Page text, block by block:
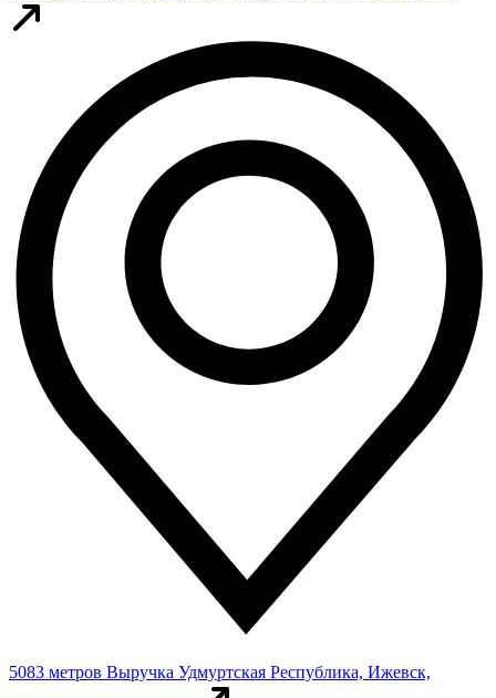
5083 метров Выручка Удмуртская Республика, Ижевск,